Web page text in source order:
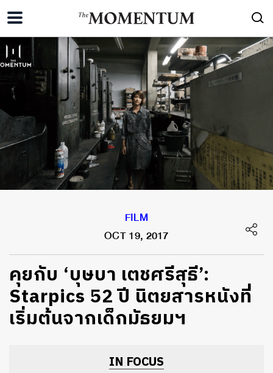
FILM
OCT 19, 2017
คุยกับ ‘บุษบา เตชศรีสุธี’:
Starpics 52 ปี นิตยสารหนังที่
เริ่มต้นจากเด็กมัธยมฯ
IN FOCUS